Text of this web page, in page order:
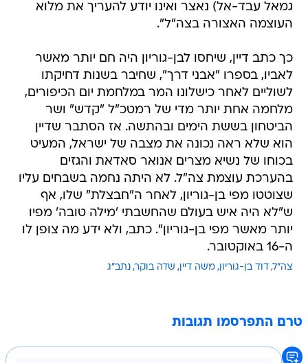
גמאל עבד-אל) נאצר ואינו יודע להעריך את מלוא
העוצמה האצורה בצה"ל".
כך כתב דיין, שיחסו לבן-גוריון היה חם יותר מאשר
לאביו, בספרו "אבני דרך", שחיבר בשנות דחיקתו
לשוליים לאחר כישלונו המר במלחמת יום הכיפורים,
מלחמה אחת יותר מדי של רמטכ"ל "קדש" ושר
הביטחון בששת הימים ובהתשה. אז הסתבר שדיין
הוא שלא ראה נכונה את מצבה של ישראל, המעיט
בכוחו של נשיא מצרים אנואר סאדאת והגזים
בהערכת עוצמת צה"ל. לא היתה נחמה בשבחים עליו
שצוטטו מפי בן-גוריון, לאחר ה"חבצלת" שלו, אף
ש"לא היה איש בעולם שהחשבתי 'מילה טובה' מפיו
יותר מאשר מפי בן-גוריון". כתב, ולא ידע מה צופן לו
ה-16 באוקטובר.
צה"ל דוד בן-גוריון משה דיין שדה בוקר נתב"ג
טרם התפרסמו תגובות